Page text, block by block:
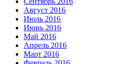
Август 2016
Июль 2016
Июнь 2016
Май 2016
Апрель 2016
Март 2016